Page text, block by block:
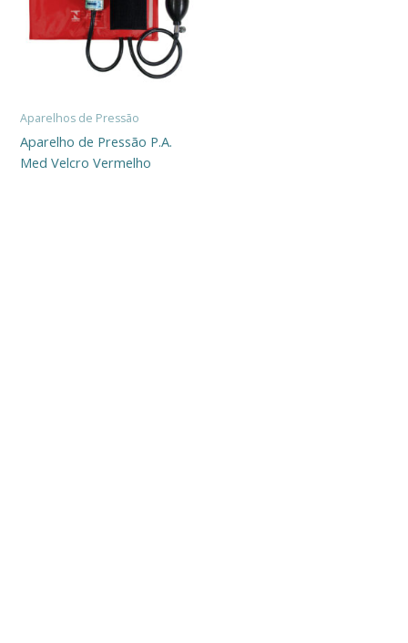
Aparelhos de Pressão
Aparelho de Pressão P.A.
Med Velcro Vermelho